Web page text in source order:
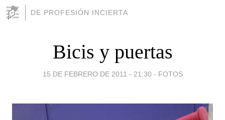
DE PROFESIÓN INCIERTA
Bicis y puertas
15 DE FEBRERO DE 2011 - 21:30 - FOTOS